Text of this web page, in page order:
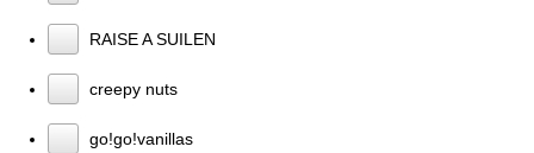
RAISE A SUILEN
creepy nuts
go!go!vanillas